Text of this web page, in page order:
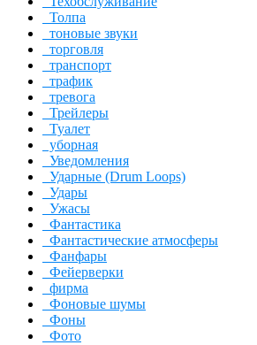
Толпа
тоновые звуки
торговля
транспорт
трафик
тревога
Трейлеры
Туалет
уборная
Уведомления
Ударные (Drum Loops)
Удары
Ужасы
Фантастика
Фантастические атмосферы
Фанфары
Фейерверки
фирма
Фоновые шумы
Фоны
Фото